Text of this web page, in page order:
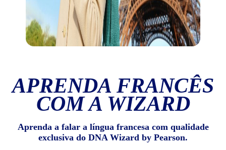
APRENDA FRANCÊS
COM A WIZARD
Aprenda a falar a língua francesa com qualidade
exclusiva do DNA Wizard by Pearson.